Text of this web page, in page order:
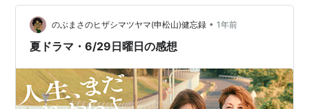
た。 今回、照子が逃避行してきたペ…
のぶまさのヒザシマツヤマ(申松山)健忘録 • 1年前
夏ドラマ・6/29日曜日の感想